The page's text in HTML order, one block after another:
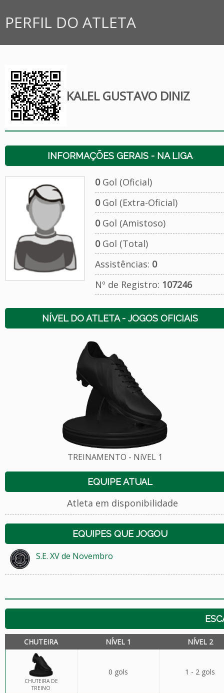
PERFIL DO ATLETA
KALEL GUSTAVO DINIZ
INFORMAÇÕES GERAIS - NA LIGA
0Gol (Oficial)
0Gol (Extra-Oficial)
0Gol (Amistoso)
0Gol (Total)
Assistências: 0
Nº de Registro: 107246
NÍVEL DO ATLETA - JOGOS OFICIAIS
TREINAMENTO - NíVEL 1
EQUIPE ATUAL
Atleta em disponibilidade
EQUIPES QUE JOGOU
S.E. XV de Novembro
CHUTEIRA NÍVEL 1 NÍVEL 2
CHUTEIRA DE
TREINO
0 gols 1 - 2 gols